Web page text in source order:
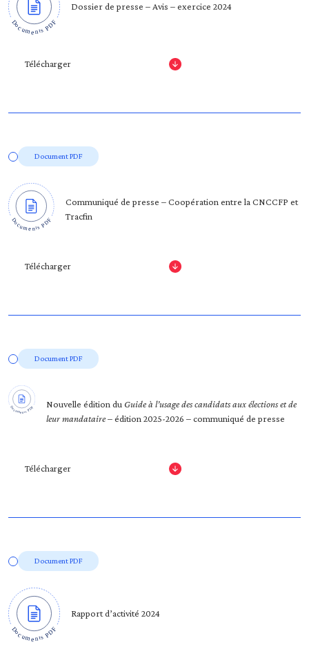
Dossier de presse – Avis – exercice 2024
Télécharger
Document PDF
Communiqué de presse – Coopération entre la CNCCFP et
Tracfin
Télécharger
Document PDF
Nouvelle édition du Guide à l’usage des candidats aux élections et de
leur mandataire– édition 2025-2026 – communiqué de presse
Télécharger
Document PDF
Rapport d’activité 2024